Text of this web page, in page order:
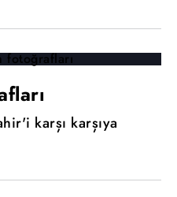
karşı karşıya